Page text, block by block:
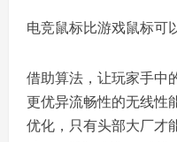
电竞鼠标比游戏鼠标可
借助算法，让玩家手中
更优异流畅性的无线性
优化，只有头部大厂才